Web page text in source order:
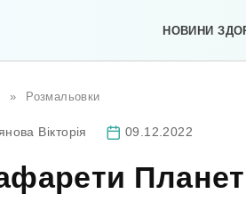
НОВИНИ
» Розмальовки
Вікторія 09.12.2022